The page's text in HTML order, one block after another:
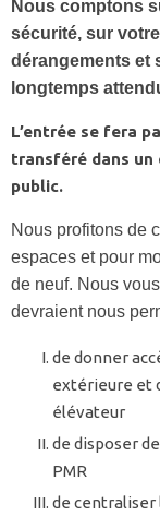
Nous comptons
sécurité, sur
dérangements et
longtemps
L’entrée se fera
transféré dans un
public.
Nous profitons de
espaces et pour
de neuf. Nous
devraient nous
de donner
extérieure et
élévateur
de disposer
PMR
de centraliser